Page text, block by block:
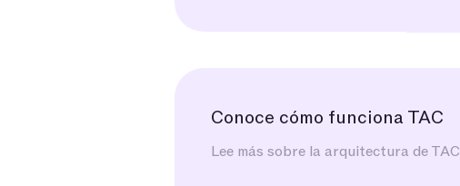
Conoce cómo funciona TAC
Lee más sobre la arquitectura de TAC